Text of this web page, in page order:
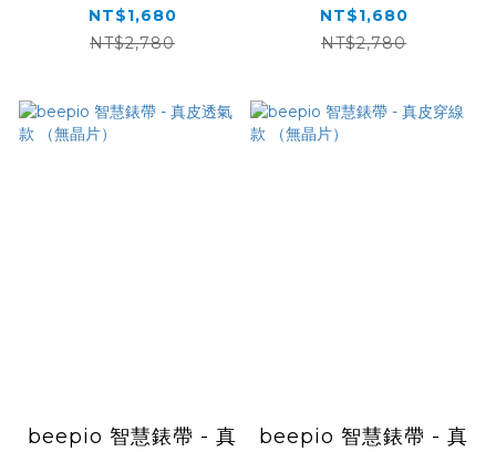
般卡版本）
NT$1,680
NT$2,780
般卡版本）
NT$1,680
NT$2,780
beepio 智慧錶帶 - 真
beepio 智慧錶帶 - 真